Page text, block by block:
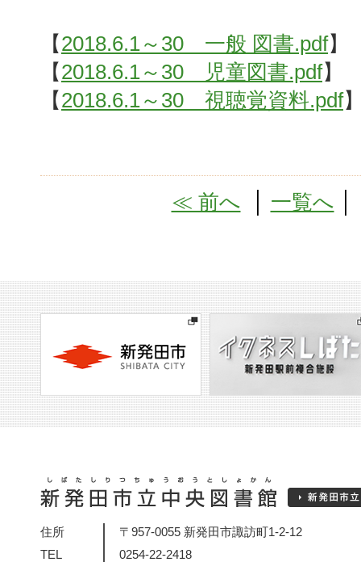
【 2018.6.1～30 一般 図書.pdf】
【 2018.6.1～30 児童図書.pdf】
【 2018.6.1～30 視聴覚資料.pdf
≪ 前へ 一覧へ
住所
〒957-0055 新発田市諏訪町1-2-12
TEL
0254-22-2418